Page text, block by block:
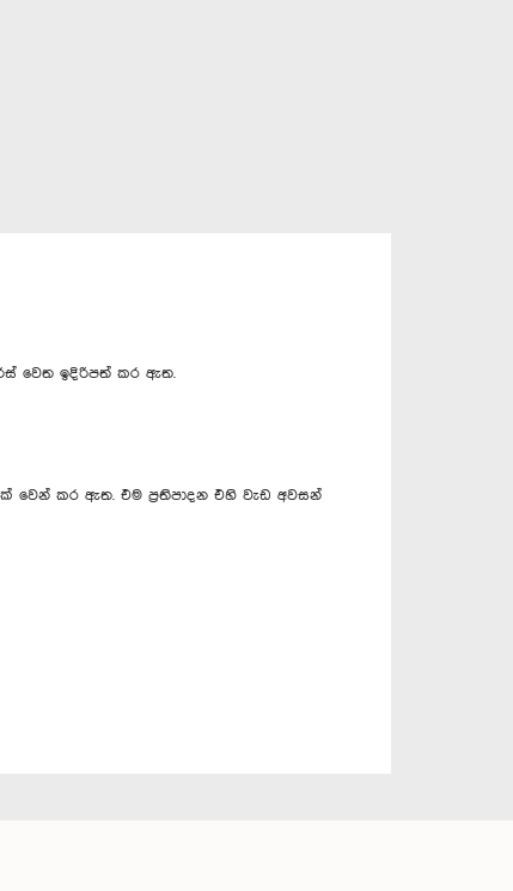
වෙත ඉදිරිපත් කර ඇත.
කර ඇත. එම ප්‍රතිපාදන එහි වැඩ අවසන්